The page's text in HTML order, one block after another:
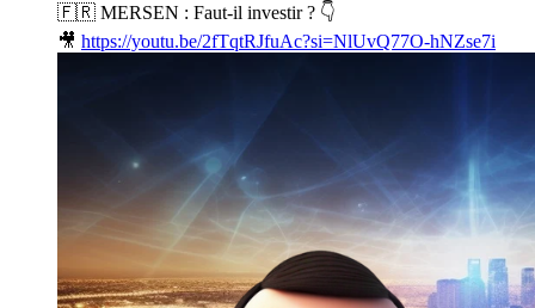
🇫🇷 MERSEN : Faut-il investir ? 👇
🎥 https://youtu.be/2fTqtRJfuAc?si=NlUvQ77O-hNZse7i